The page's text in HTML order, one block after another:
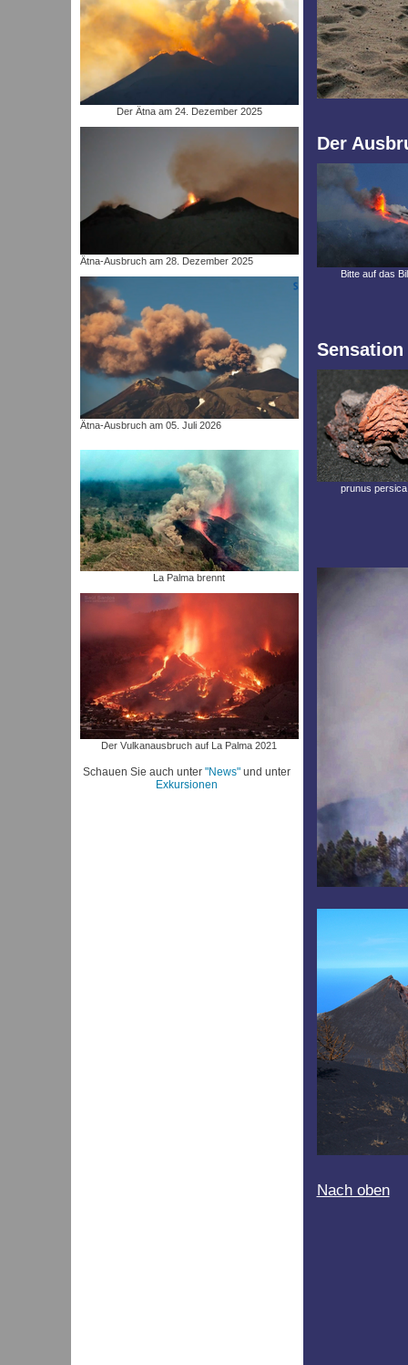
Der Ätna am 24. Dezember 2025
Ätna-Ausbruch am 28. Dezember 2025
Ätna-Ausbruch am 05. Juli 2026
La Palma brennt
Der Vulkanausbruch auf La Palma 2021
Schauen Sie auch unter "News" und unter
Exkursionen
Der
Bitte auf das
prunus
Nach oben